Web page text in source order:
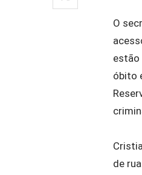
O
estão
óbito
de